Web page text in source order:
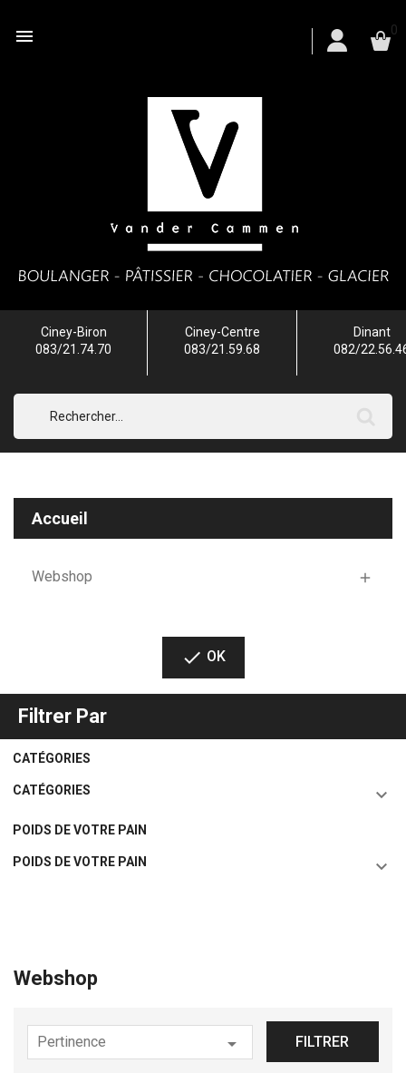
 0
Ciney-Biron
083/21.74.70
Ciney-Centre
083/21.59.68
Dinant
082/
Accueil
Webshop 
 OK
Filtrer Par
CATÉGORIES
CATÉGORIES 
POIDS DE VOTRE PAIN
POIDS DE VOTRE PAIN 
Webshop
Pertinence  FILTRER